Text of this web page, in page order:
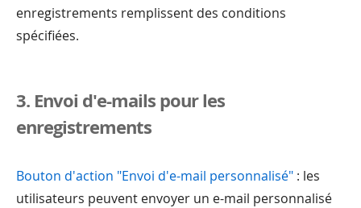
enregistrements remplissent des conditions
spécifiées.
3. Envoi d'e-mails pour les
enregistrements
Bouton d'action "Envoi d'e-mail personnalisé" : les
utilisateurs peuvent envoyer un e-mail personnalisé